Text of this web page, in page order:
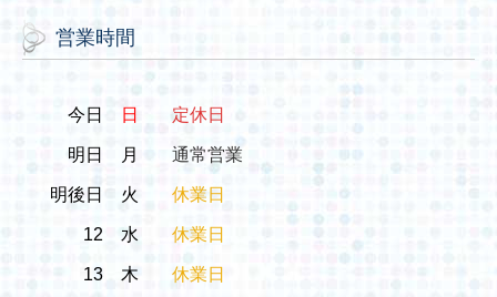
営業時間
今日 日 定休日
明日 月 通常営業
明後日 火 休業日
12 水 休業日
13 木 休業日